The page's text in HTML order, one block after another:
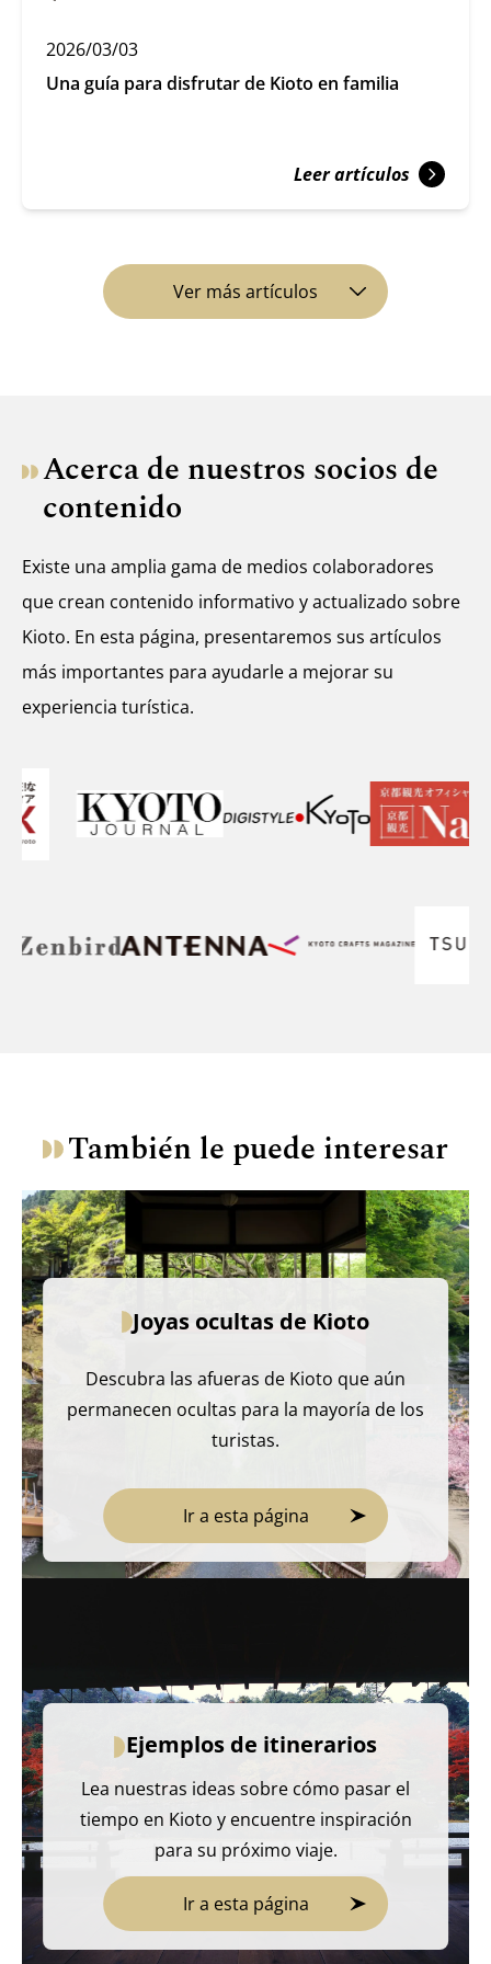
2026/03/03
Una guía para disfrutar de Kioto en familia
Leer artículos
Ver más artículos
Acerca de nuestros socios de
contenido
Existe una amplia gama de medios colaboradores
que crean contenido informativo y actualizado sobre
Kioto. En esta página, presentaremos sus artículos
más importantes para ayudarle a mejorar su
experiencia turística.
También le puede interesar
Joyas ocultas de Kioto
Descubra las afueras de Kioto que aún
permanecen ocultas para la mayoría de los
turistas.
Ir a esta página
Ejemplos de itinerarios
Lea nuestras ideas sobre cómo pasar el
tiempo en Kioto y encuentre inspiración
para su próximo viaje.
Ir a esta página